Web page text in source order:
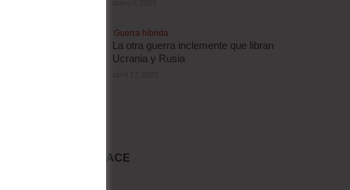
Guerra híbrida
La otra guerra inclemente que libran
Ucrania y Rusia
MARKET PLACE